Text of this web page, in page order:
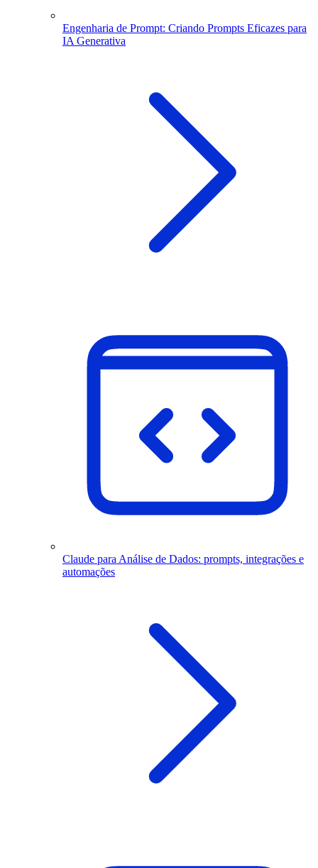
Engenharia de Prompt: Criando Prompts Eficazes para
IA Generativa
Claude para Análise de Dados: prompts, integrações e
automações